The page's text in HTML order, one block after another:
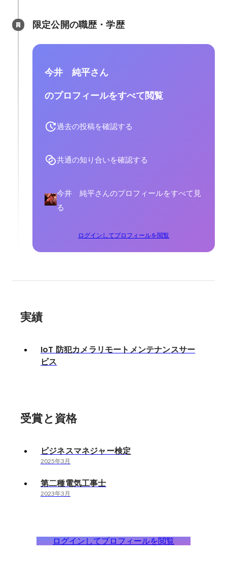
限定公開の職歴・学歴
今井 純平さん
のプロフィールをすべて閲覧
過去の投稿を確認する
共通の知り合いを確認する
今井 純平さんのプロフィールをすべて見
る
ログインしてプロフィールを閲覧
実績
IoT 防犯カメラリモートメンテナンスサー
ビス
受賞と資格
ビジネスマネジャー検定
2025年3月
第二種電気工事士
2023年3月
ログインしてプロフィールを閲覧